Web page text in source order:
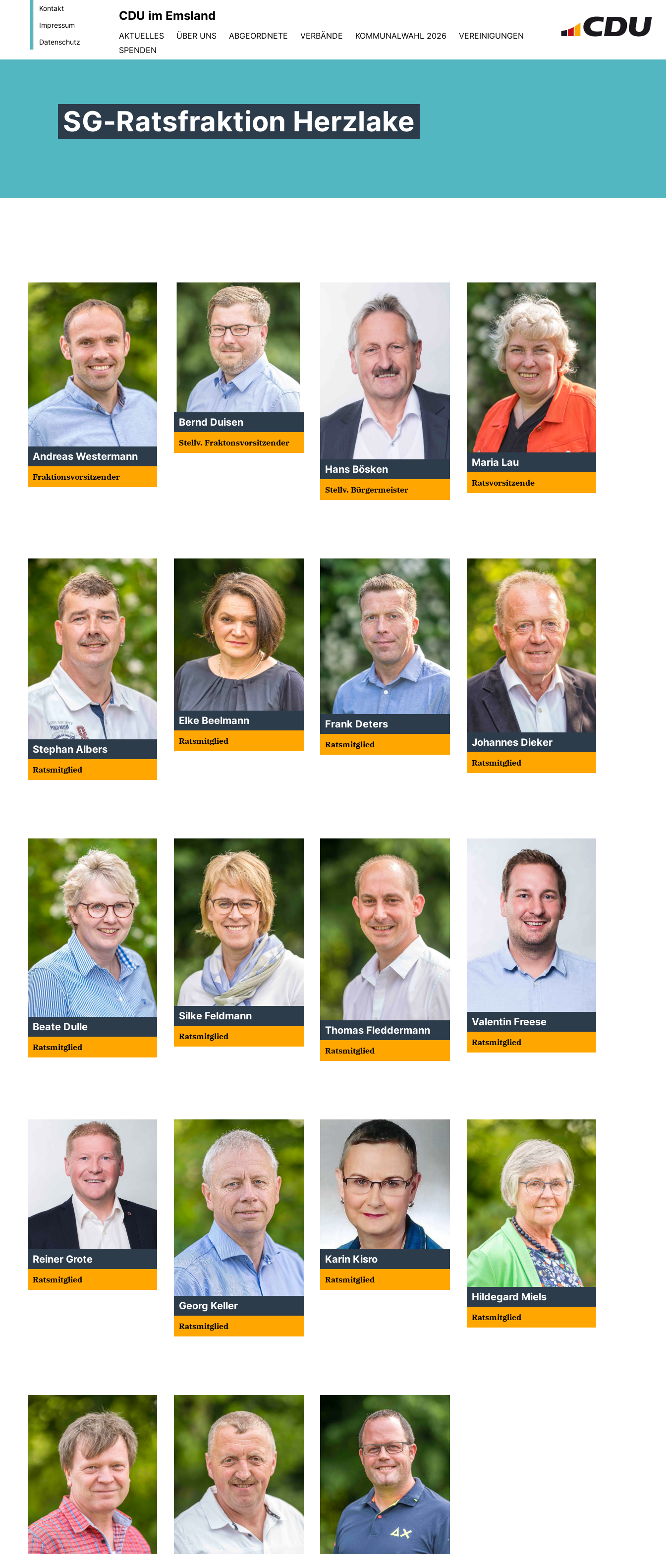
Kontakt
Impressum
Datenschutz
CDU im Emsland
AKTUELLES ÜBER UNS ABGEORDNETE VERBÄNDE KOMMUNALWAHL 2026
VEREINIGUNGEN
SPENDEN
SG-Ratsfraktion Herzlake
Andreas Westermann
Fraktionsvorsitzender
Bernd Duisen
Stellv. Fraktonsvorsitzender
Hans Bösken
Stellv. Bürgermeister
Maria Lau
Ratsvorsitzende
Stephan Albers
Ratsmitglied
Elke Beelmann
Ratsmitglied
Frank Deters
Ratsmitglied Johannes Dieker
Ratsmitglied
Beate Dulle
Ratsmitglied
Silke Feldmann
Ratsmitglied Thomas Fleddermann
Ratsmitglied
Valentin Freese
Ratsmitglied
Reiner Grote
Ratsmitglied
Georg Keller
Ratsmitglied
Karin Kisro
Ratsmitglied
Hildegard Miels
Ratsmitglied